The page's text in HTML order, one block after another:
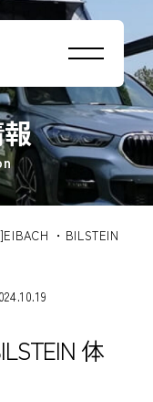
・BILSTEIN
体